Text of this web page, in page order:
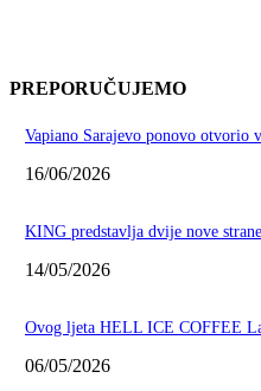
PREPORUČUJEMO
Vapiano Sarajevo ponovo otvorio
16/06/2026
KING predstavlja dvije nove
14/05/2026
Ovog ljeta HELL ICE COFFEE
06/05/2026